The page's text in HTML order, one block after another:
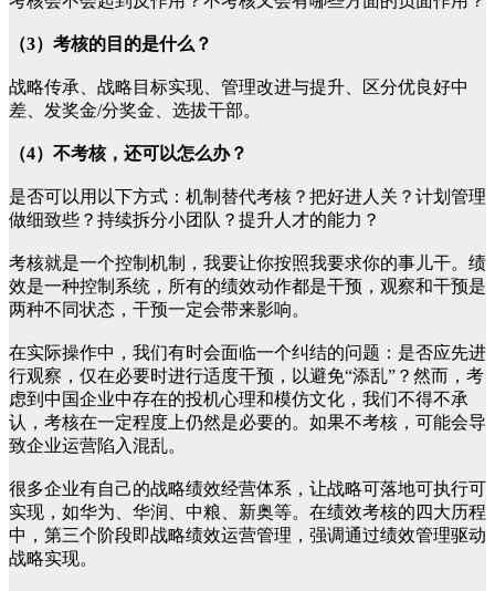
（3）考核的目的是什么？
战略传承、战略目标实现、管理改进与提升、区分优良好中
差、发奖金/分奖金、选拔干部。
（4）不考核，还可以怎么办？
是否可以用以下方式：机制替代考核？把好进人关？计划管理
做细致些？持续拆分小团队？提升人才的能力？
考核就是一个控制机制，我要让你按照我要求你的事儿干。绩
效是一种控制系统，所有的绩效动作都是干预，观察和干预是
两种不同状态，干预一定会带来影响。
在实际操作中，我们有时会面临一个纠结的问题：是否应先进
行观察，仅在必要时进行适度干预，以避免“添乱”？然而，考
虑到中国企业中存在的投机心理和模仿文化，我们不得不承
认，考核在一定程度上仍然是必要的。如果不考核，可能会导
致企业运营陷入混乱。
很多企业有自己的战略绩效经营体系，让战略可落地可执行可
实现，如华为、华润、中粮、新奥等。在绩效考核的四大历程
中，第三个阶段即战略绩效运营管理，强调通过绩效管理驱动
战略实现。